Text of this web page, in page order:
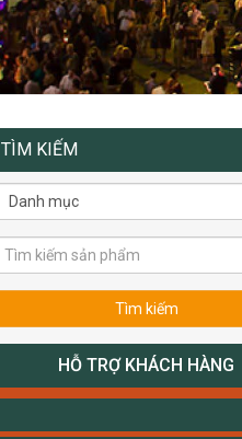
TÌM KIẾM
Tìm kiếm
HỖ TRỢ KHÁCH HÀNG